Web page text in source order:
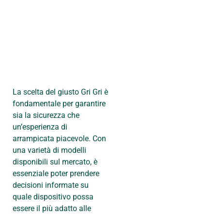
La scelta del giusto Gri Gri è
fondamentale per garantire
sia la sicurezza che
un’esperienza di
arrampicata piacevole. Con
una varietà di modelli
disponibili sul mercato, è
essenziale poter prendere
decisioni informate su
quale dispositivo possa
essere il più adatto alle